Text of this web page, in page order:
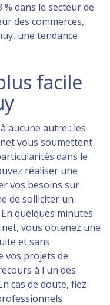
dans le secteur de
des commerces,
une tendance
facile
aucune autre : les
vous soumettent
dans le
réaliser une
vos besoins sur
de solliciter un
quelques minutes
vous obtenez une
et sans
vos projets de
à l'un des
cas de doute, fiez-